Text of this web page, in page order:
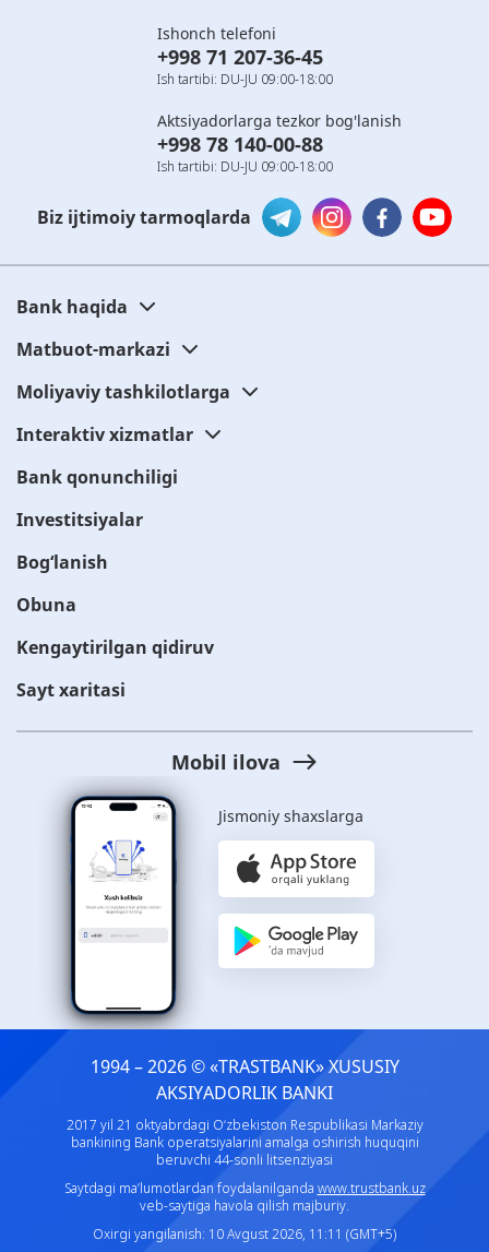
Ishonch telefoni
+998 71 207-36-45
Ish tartibi: DU-JU 09:00-18:00
Aktsiyadorlarga tezkor bog'lanish
+998 78 140-00-88
Ish tartibi: DU-JU 09:00-18:00
Biz ijtimoiy tarmoqlarda
Bank haqida
Matbuot-markazi
Moliyaviy tashkilotlarga
Interaktiv xizmatlar
Bank qonunchiligi
Investitsiyalar
Bog‘lanish
Obuna
Kengaytirilgan qidiruv
Sayt xaritasi
Mobil ilova
Jismoniy shaxslarga
1994 – 2026 © «TRASTBANK» ХUSUSIY
AKSIYADORLIK BANKI
2017 yil 21 oktyabrdagi O‘zbekiston Respublikasi Markaziy
bankining Bank operatsiyalarini amalga oshirish huquqini
beruvchi 44-sonli litsenziyasi
Saytdagi ma’lumotlardan foydalanilganda www.trustbank.uz
veb-saytiga havola qilish majburiy.
Oxirgi yangilanish: 10 Avgust 2026, 11:11 (GMT+5)